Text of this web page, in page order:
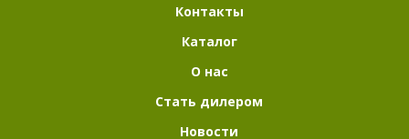
Контакты
Каталог
О нас
Стать дилером
Новости